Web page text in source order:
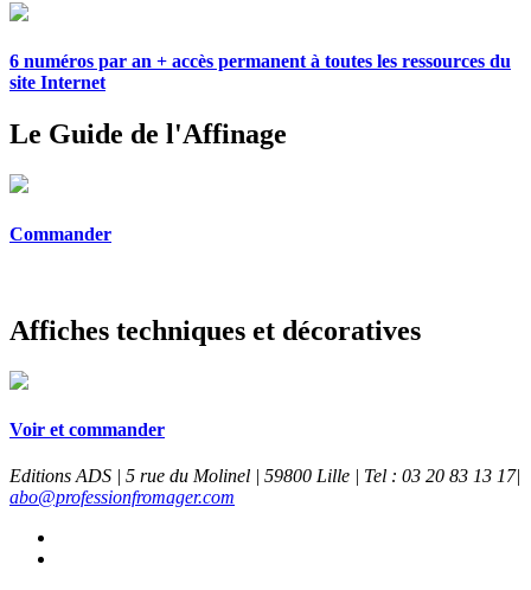
6 numéros par an + accès permanent à toutes les ressources du
site Internet
Le Guide de l'Affinage
Commander
Affiches techniques et décoratives
Voir et commander
Editions ADS | 5 rue du Molinel | 59800 Lille | Tel : 03 20 83 13 17|
abo@professionfromager.com